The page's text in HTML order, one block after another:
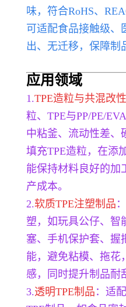
味，符合RoHS、
可适配食品接触级、
出、无迁移，保障制
应用领域
1.TPE造粒与共混改性
粒、TPE与PP/PE/
中粘釜、流动性差、
填充TPE造粒，在添
能保持材料良好的加
产成本。
2.软质TPE注塑制品
塑，如玩具公仔、智
塞、手机保护套、握
能，避免粘模、拖花
感，同时提升制品耐
3.透明TPE制品 ：适